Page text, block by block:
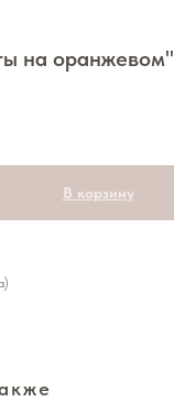
на оранжевом"
В корзину